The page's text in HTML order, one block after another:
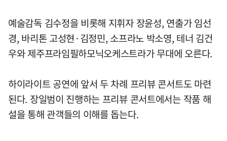
예술감독 김수정을 비롯해 지휘자 장윤성, 연출가 임선
경, 바리톤 고성현·김정민, 소프라노 박소영, 테너 김건
우와 제주프라임필하모닉오케스트라가 무대에 오른다.
하이라이트 공연에 앞서 두 차례 프리뷰 콘서트도 마련
된다. 장일범이 진행하는 프리뷰 콘서트에서는 작품 해
설을 통해 관객들의 이해를 돕는다.